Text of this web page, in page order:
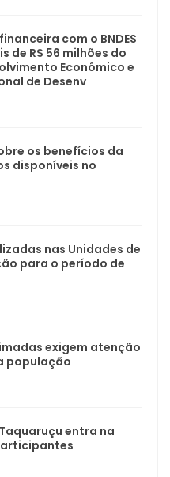
com o BNDES
de R$ 56 milhões do
Econômico e
de Desenv
os benefícios da
disponíveis no
nas Unidades de
para o período de
exigem atenção
população
entra na